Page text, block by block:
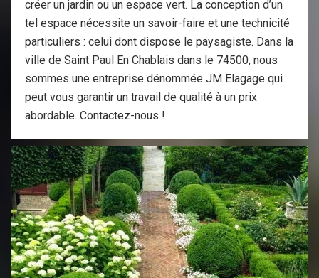
créer un jardin ou un espace vert. La conception d’un
tel espace nécessite un savoir-faire et une technicité
particuliers : celui dont dispose le paysagiste. Dans la
ville de Saint Paul En Chablais dans le 74500, nous
sommes une entreprise dénommée JM Elagage qui
peut vous garantir un travail de qualité à un prix
abordable. Contactez-nous !